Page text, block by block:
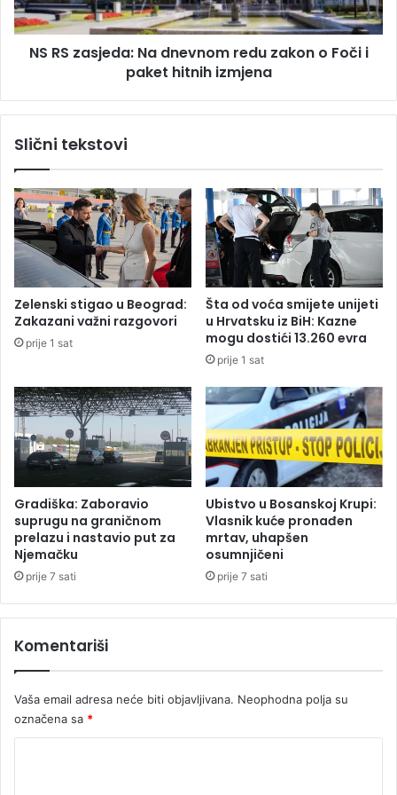
l
a
r
d
c
i
m
o
a
o
b
i
i
t
o
t
o
r
e
n
d
n
s
j
e
d
v
n
o
m
d
z
k
o
n
o
F
č
i
i
p
a
h
n
i
h
NS RS zasjeda: Na dnevnom redu zakon o Foči i
paket hitnih izmjena
Slični tekstovi
Zelenski stigao u Beograd:
Zakazani važni razgovori
prije 1 sat
Šta od voća smijete unijeti
u Hrvatsku iz BiH: Kazne
mogu dostići 13.260 evra
prije 1 sat
Gradiška: Zaboravio
suprugu na graničnom
prelazu i nastavio put za
Njemačku
prije 7 sati
Ubistvo u Bosanskoj Krupi:
Vlasnik kuće pronađen
mrtav, uhapšen
osumnjičeni
prije 7 sati
Komentariši
Vaša email adresa neće biti objavljivana. Neophodna polja su
označena sa *